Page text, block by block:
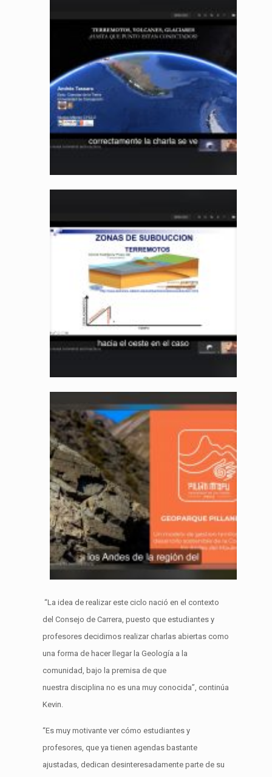
“La idea de realizar este ciclo nació en el contexto
del Consejo de Carrera, puesto que estudiantes y
profesoresdecidimos realizar charlas abiertascomo
una forma de hacer llegar la Geología a la
comunidad
bajo la premisa de que
nuestra disciplina no es una muy conocida”, continúa
Kevin.
“Es muy motivante ver cómo estudiantes y
profesores, que ya tienen agendasbastante
ajustadas, dedican desinteresadamente parte de su